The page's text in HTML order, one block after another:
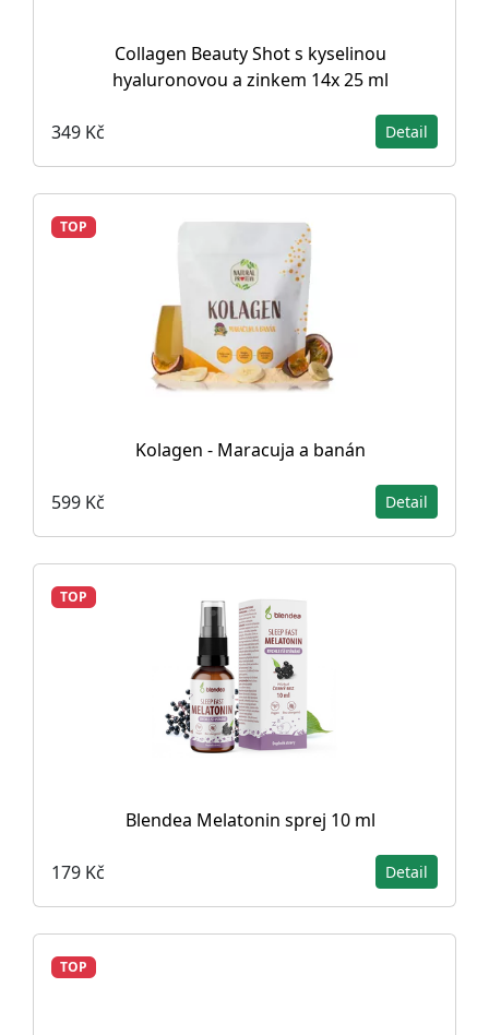
Collagen Beauty Shot s kyselinou
hyaluronovou a zinkem 14x 25 ml
349 Kč Detail
TOP
Kolagen - Maracuja a banán
599 Kč Detail
TOP
Blendea Melatonin sprej 10 ml
179 Kč Detail
TOP